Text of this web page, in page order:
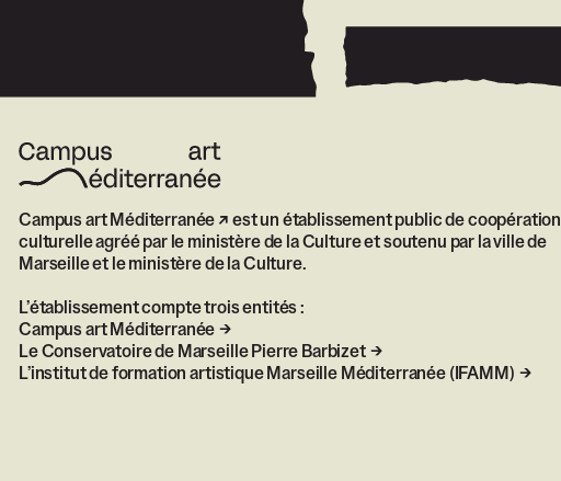
Campus art Méditerranée
est un établissement public de coopération
culturelle agréé par le ministère de la Culture et soutenu par la ville de
Marseille et le ministère de la Culture.
L’établissement compte trois entités :
Campus art Méditerranée
Le Conservatoire de Marseille Pierre Barbizet
L’institut de formation artistique Marseille Méditerranée (IFAMM)